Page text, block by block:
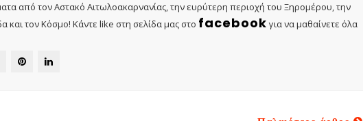
από τον Αστακό Αιτωλοακαρνανίας, την ευρύτερη περιοχή του Ξηρομέρου, την
και τον Κόσμο! Κάντε like στη σελίδα μας στο facebook για να μαθαίνετε όλα